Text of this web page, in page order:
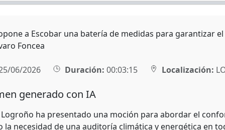
a Escobar una batería de medidas para garantizar
Foncea
06/2026 Duración: 00:03:15 Localización:
generado con IA
Logroño ha presentado una moción para abordar el
la necesidad de una auditoría climática y energética en